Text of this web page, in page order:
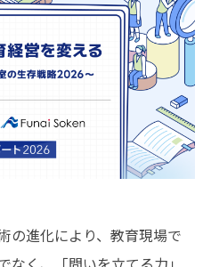
の進化により、教育現場で